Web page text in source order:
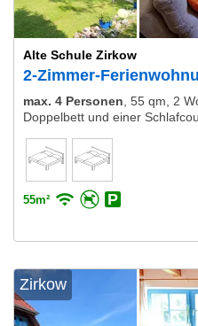
Alte Schule Zirkow
2-Zimmer-
max. 4 Personen 55 qm, 2
Doppelbett und einer
55m²
Zirkow